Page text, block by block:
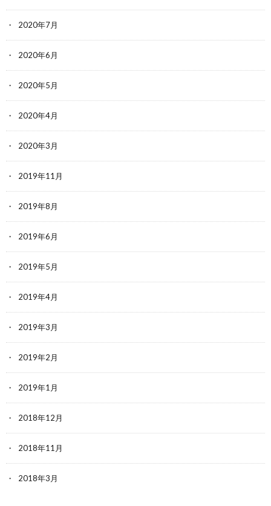
2020年7月
2020年6月
2020年5月
2020年4月
2020年3月
2019年11月
2019年8月
2019年6月
2019年5月
2019年4月
2019年3月
2019年2月
2019年1月
2018年12月
2018年11月
2018年3月